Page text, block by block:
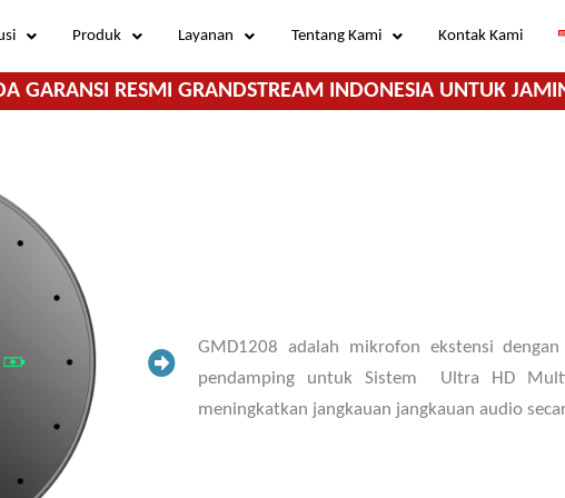
Produk Layanan Tentang Kami Kontak Kami
GARANSI RESMI GRANDSTREAM INDONESIA UNTUK
GMD1208 adalah mikrofon ekstensi
pendamping untuk Sistem Ultra HD
meningkatkan jangkauan jangkauan audio